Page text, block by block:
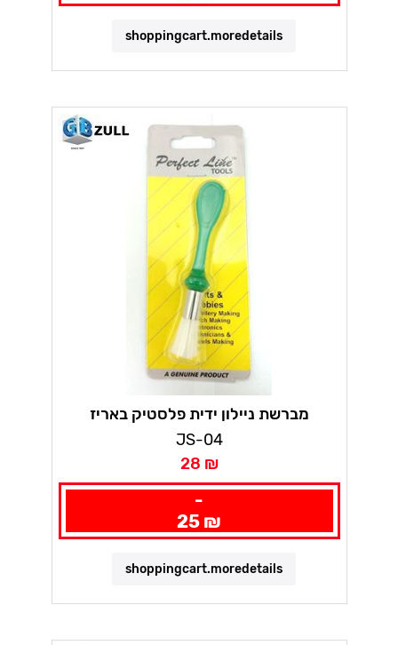
shoppingcart.moredetails
מברשת ניילון ידית פלסטיק באריז
JS-04
28 ₪
-
25 ₪
shoppingcart.moredetails